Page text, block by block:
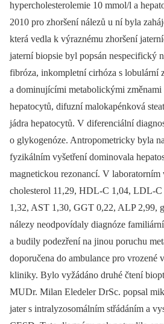
hypercholesterolemie 10 mmol/l a
2010 pro zhoršení nálezů u ní byla
která vedla k výraznému zhoršení
jaterní biopsie byl popsán nespecifický
fibróza, inkompletní cirhóza s lobulární
a dominujícími metabolickými změnami
hepatocytů, difuzní malokapénková
jádra hepa­tocytů. V diferenciální
o glykogenóze. Antropometricky byla
fyzikálním vyšetření dominovala
magnetickou rezonancí. V
cholesterol 11,29, HDL-C 1,04, LDL-
1,32, AST 1,30, GGT 0,22, ALP 2,99,
nálezy neodpovídaly diagnóze
a budily podezření na jinou poruchu
doporučena do ambulance pro vrozené
kliniky. Bylo vyžádáno druhé čtení
MUDr. Milan Eledeler DrSc. popsal
jater s intralyzosomálním střádáním a